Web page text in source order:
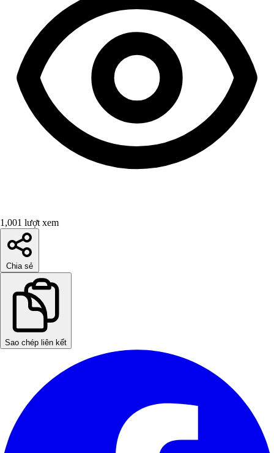
1,001 lượt xem
Chia sẻ
Sao chép liên kết